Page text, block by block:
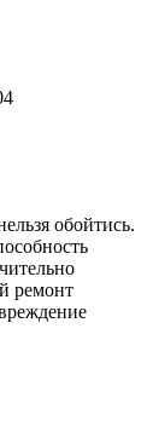
обойтись.
ремонт